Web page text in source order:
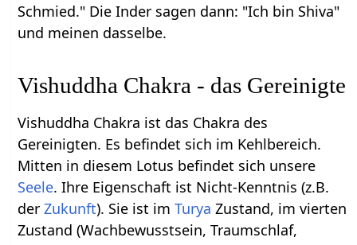
Schmied." Die Inder sagen dann: "Ich bin Shiva"
und meinen dasselbe.
Vishuddha Chakra - das Gereinigte
Vishuddha Chakra ist das Chakra des
Gereinigten. Es befindet sich im Kehlbereich.
Mitten in diesem Lotus befindet sich unsere
Seele. Ihre Eigenschaft ist Nicht-Kenntnis (z.B.
derZukunft). Sie ist imTurya Zustand, im vierten
Zustand (Wachbewusstsein, Traumschlaf,